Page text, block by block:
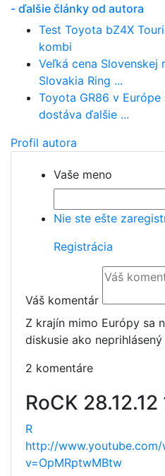
- ďalšie články od autora
Test Toyota bZ4X
kombi
Veľká cena Slovenskej
Slovakia Ring ...
Toyota GR86 v
dostáva ďalšie ...
Profil autora
Vaše meno
Nie ste ešte
Registrácia
Váš komentár
Z krajín mimo Európy sa
diskusie ako
2 komentáre
RoCK
R
http://www.youtube.com/
v=OpMRptwMBtw